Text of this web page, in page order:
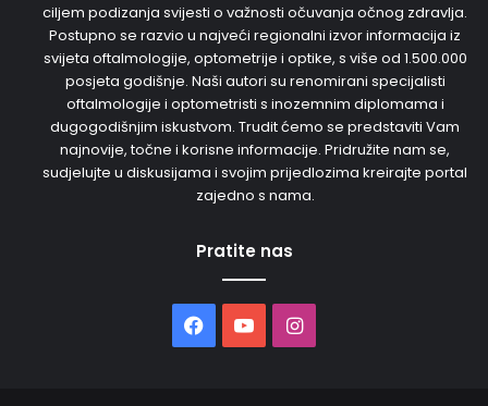
ciljem podizanja svijesti o važnosti očuvanja očnog zdravlja.
Postupno se razvio u najveći regionalni izvor informacija iz
svijeta oftalmologije, optometrije i optike, s više od 1.500.000
posjeta godišnje. Naši autori su renomirani specijalisti
oftalmologije i optometristi s inozemnim diplomama i
dugogodišnjim iskustvom. Trudit ćemo se predstaviti Vam
najnovije, točne i korisne informacije. Pridružite nam se,
sudjelujte u diskusijama i svojim prijedlozima kreirajte portal
zajedno s nama.
Pratite nas
Facebook
YouTubeInstagram